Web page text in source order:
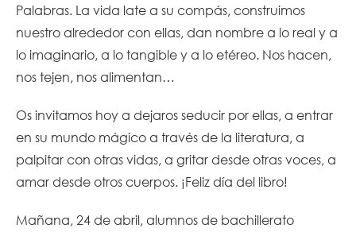
Palabras. La vida late a su compás, construimos
nuestro alrededor con ellas, dan nombre a lo real y a
lo imaginario, a lo tangible y a lo etéreo. Nos hacen,
nos tejen, nos alimentan…
Os invitamos hoy a dejaros seducir por ellas, a entrar
en su mundo mágico a través de la literatura, a
palpitar con otras vidas, a gritar desde otras voces, a
amar desde otros cuerpos. ¡Feliz día del libro!
Mañana, 24 de abril, alumnos de bachillerato